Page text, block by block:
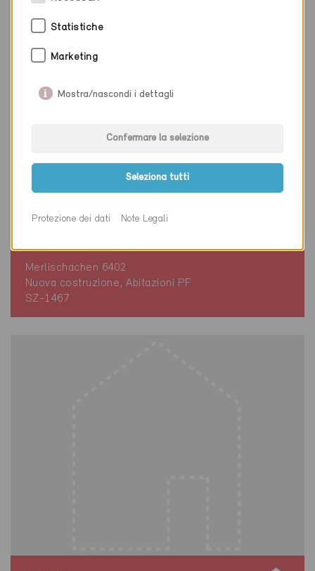
Merlischachen 6402
Nuova costruzione, Abitazioni PF
SZ-1467
Statistiche
Marketing
Mostra/nascondi i dettagli
Confermare la selezione
Seleziona tutti
Protezione dei dati Note Legali